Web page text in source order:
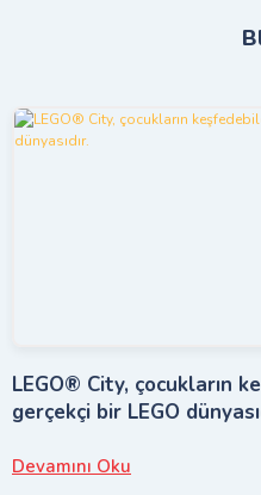
LEGO® City, çocukların
gerçekçi bir LEGO
Devamını Oku